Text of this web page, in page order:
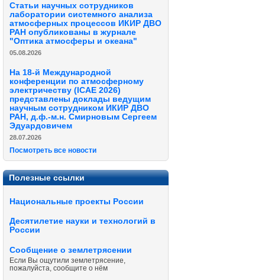
Статьи научных сотрудников
лаборатории системного анализа
атмосферных процессов ИКИР ДВО
РАН опубликованы в журнале
"Оптика атмосферы и океана"
05.08.2026
На 18-й Международной
конференции по атмосферному
электричеству (ICAE 2026)
представлены доклады ведущим
научным сотрудником ИКИР ДВО
РАН, д.ф.-м.н. Смирновым Сергеем
Эдуардовичем
28.07.2026
Посмотреть все новости
Полезные ссылки
Национальные проекты России
Десятилетие науки и технологий в
России
Сообщение о землетрясении
Если Вы ощутили землетрясение,
пожалуйста, сообщите о нём